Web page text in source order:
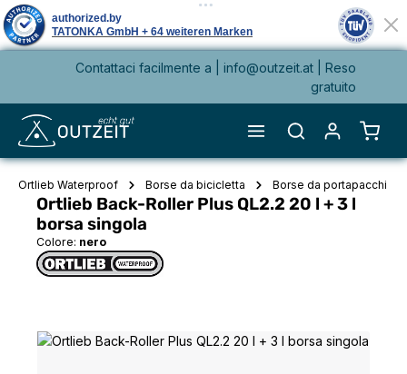
principaleContattaci facilmente a | info@outzeit.at
| Reso
gratuito
Il
Ortlieb Waterproof Borse da bicicletta Borse da portapacchi
Ortlieb Back-Roller Plus QL2.2 20 l + 3 l
borsa singola
Colore: nero
Salta la galleria di immagini